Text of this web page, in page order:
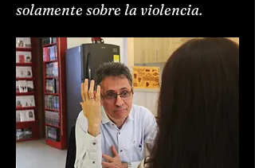
solamente sobre la violencia.